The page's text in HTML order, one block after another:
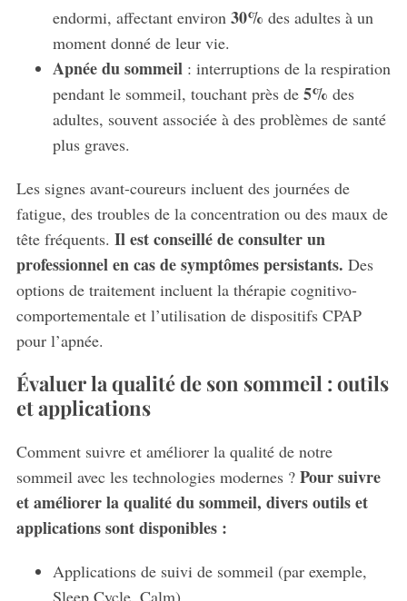
endormi, affectant environ 30% des adultes à un
moment donné de leur vie.
Apnée du sommeil : interruptions de la respiration
pendant le sommeil, touchant près de 5% des
adultes, souvent associée à des problèmes de santé
plus graves.
Les signes avant-coureurs incluent des journées de
fatigue, des troubles de la concentration ou des maux de
tête fréquents. Il est conseillé de consulter un
professionnel en cas de symptômes persistants. Des
options de traitement incluent la thérapie cognitivo-
comportementale et l’utilisation de dispositifs CPAP
pour l’apnée.
Évaluer la qualité de son sommeil : outils
et applications
Comment suivre et améliorer la qualité de notre
sommeil avec les technologies modernes ? Pour suivre
et améliorer la qualité du sommeil, divers outils et
applications sont disponibles :
Applications de suivi de sommeil (par exemple,
Sleep Cycle, Calm)